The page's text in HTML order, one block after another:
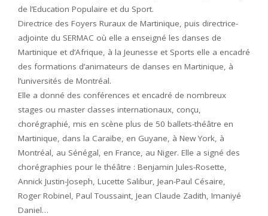
de l’Education Populaire et du Sport.
Directrice des Foyers Ruraux de Martinique, puis directrice-
adjointe du SERMAC où elle a enseigné les danses de
Martinique et d’Afrique, à la Jeunesse et Sports elle a encadré
des formations d’animateurs de danses en Martinique, à
l’universités de Montréal.
Elle a donné des conférences et encadré de nombreux
stages ou master classes internationaux, conçu,
chorégraphié, mis en scène plus de 50 ballets-théâtre en
Martinique, dans la Caraïbe, en Guyane, à New York, à
Montréal, au Sénégal, en France, au Niger. Elle a signé des
chorégraphies pour le théâtre : Benjamin Jules-Rosette,
Annick Justin-Joseph, Lucette Salibur, Jean-Paul Césaire,
Roger Robinel, Paul Toussaint, Jean Claude Zadith, Imaniyé
Daniel…